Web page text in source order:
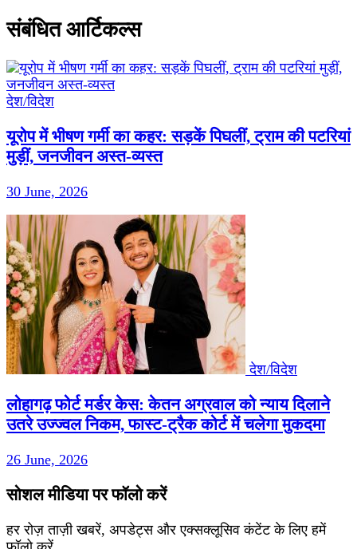
संबंधित आर्टिकल्स
देश/विदेश
यूरोप में भीषण गर्मी का कहर: सड़कें पिघलीं, ट्राम की पटरियां
मुड़ीं, जनजीवन अस्त-व्यस्त
30 June, 2026
देश/विदेश
लोहागढ़ फोर्ट मर्डर केस: केतन अग्रवाल को न्याय दिलाने
उतरे उज्ज्वल निकम, फास्ट-ट्रैक कोर्ट में चलेगा मुकदमा
26 June, 2026
सोशल मीडिया पर फॉलो करें
हर रोज़ ताज़ी खबरें, अपडेट्स और एक्सक्लूसिव कंटेंट के लिए हमें